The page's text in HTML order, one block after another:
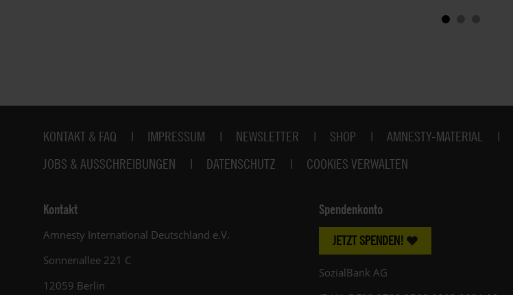
Fußbereich
KONTAKT & FAQ IMPRESSUM NEWSLETTER SHOP AMNESTY-MATERIAL
JOBS & AUSSCHREIBUNGEN
DATENSCHUTZ COOKIES VERWALTEN
Kontakt
Amnesty International Deutschland e.V.
Sonnenallee 221 C
12059 Berlin
Spendenkonto
JETZT SPENDEN!
SozialBank AG